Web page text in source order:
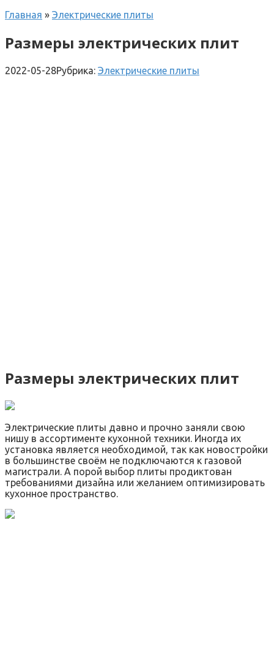
Главная » Электрические плиты
Размеры электрических плит
2022-05-28Рубрика: Электрические плиты
Размеры электрических плит
Электрические плиты давно и прочно заняли свою
нишу в ассортименте кухонной техники. Иногда их
установка является необходимой, так как новостройки
в большинстве своём не подключаются к газовой
магистрали. А порой выбор плиты продиктован
требованиями дизайна или желанием оптимизировать
кухонное пространство.